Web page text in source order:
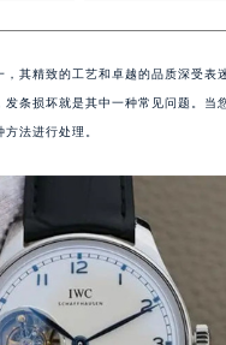
其精致的工艺和卓越的品质深受表
条损坏就是其中一种常见问题。当
法进行处理。